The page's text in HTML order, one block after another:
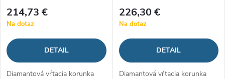
214,73 €
Na dotaz
DETAIL
Diamantová vŕtacia korunka
226,30 €
Na dotaz
DETAIL
Diamantová vŕtacia korunka